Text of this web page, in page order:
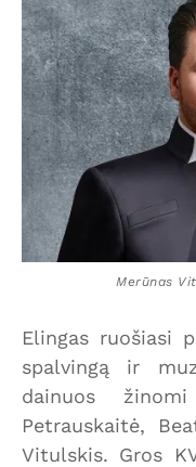
Merūnas
Elingas ruošiasi
spalvingą ir
dainuos
Petrauskaitė,
Vitulskis. Gros